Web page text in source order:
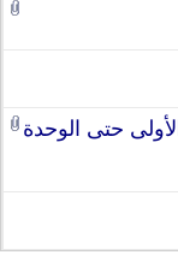
حتى الوحدة